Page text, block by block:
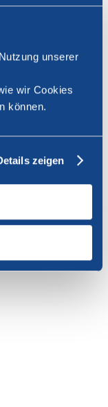
unserer
wir Cookies
können.
zeigen
vous
de passe pour
demander par e-mail